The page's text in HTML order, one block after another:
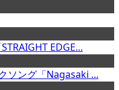
EDGE...
ソング「Nagasaki ...